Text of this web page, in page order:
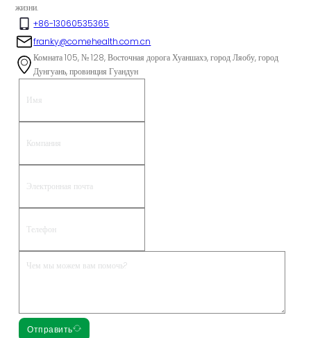
жизни.
+86-13060535365
franky@comehealth.com.cn
Комната 105, № 128, Восточная дорога Хуаншахэ, город Ляобу, город
Дунгуань, провинция Гуандун
Отправить